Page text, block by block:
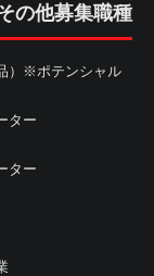
の他募集職種
）※ポテンシャル
ター
ター